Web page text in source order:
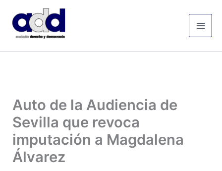
contenido
Auto de la Audiencia de
Sevilla que revoca
imputación a Magdalena
Álvarez